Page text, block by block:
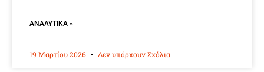
ΑΝΑΛΥΤΙΚΆ »
19 Μαρτίου 2026 Δεν υπάρχουν Σχόλια